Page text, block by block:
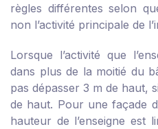
règles différentes selon
non l’activité principale de
Lorsque l’activité que
dans plus de la moitié du
pas dépasser 3 m de haut,
de haut. Pour une façade
hauteur de l’enseigne est